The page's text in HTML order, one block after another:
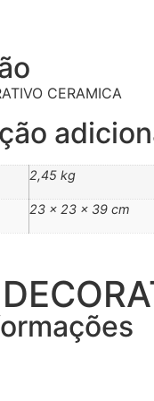
2,45 kg
23 × 23 × 39 cm